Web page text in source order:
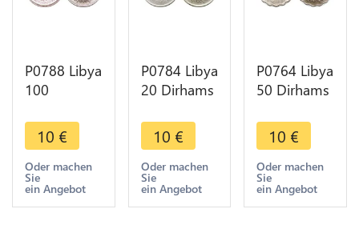
P0788 Libya
100
Armoured
Equestrian
1399 1979
UNC -
>Make
10 €
Oder machen
Sie
ein Angebot
P0784 Libya
20 Dirhams
Quereish
1395 1975
UNC -
>Make
offer
10 €
Oder machen
Sie
ein Angebot
P0764 Libya
50 Dirhams
Hawk 1395
1975 UNC -
>Make
offer
10 €
Oder machen
Sie
ein Angebot